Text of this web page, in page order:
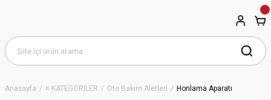
Anasayfa ≡ KATEGORİLER Oto Bakım Aletleri Honlama Aparatı